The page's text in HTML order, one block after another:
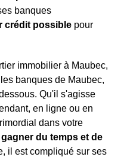
banques
crédit possible pour
immobilier à Maubec,
banques de Maubec,
Qu'il s'agisse
en ligne ou en
dans votre
du temps et de
il est compliqué sur ses